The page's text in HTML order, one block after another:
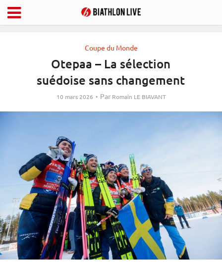
Coupe du Monde
Otepaa – La sélection
suédoise sans changement
10 mars 2026 Par Romain LE BIAVANT